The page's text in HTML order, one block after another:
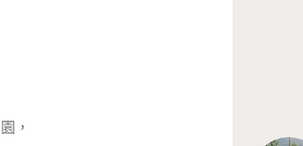
，